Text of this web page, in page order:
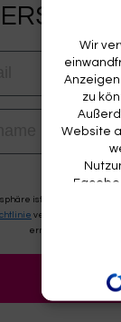
Teppich
€209,00 65%
Wir
zu
Website
Button
ERSTE
ist uns wichtig.
verwendet.
Der
erneuter Anmeldung